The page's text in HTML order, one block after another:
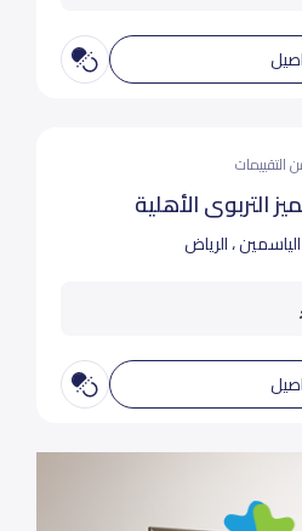
التربوي الأهلية
الياسمين ، الرياض